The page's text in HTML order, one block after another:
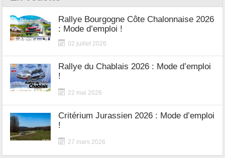
Rallye Bourgogne Côte Chalonnaise 2026
: Mode d’emploi !
02 juillet 2026
Rallye du Chablais 2026 : Mode d’emploi
!
22 mai 2026
Critérium Jurassien 2026 : Mode d’emploi
!
27 mars 2026